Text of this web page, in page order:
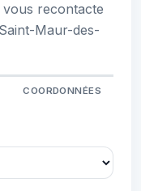
recontacte
Maur-des-
COORDONNÉES